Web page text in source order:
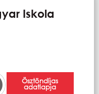
Iskola
Ösztöndíjas
adatlapja